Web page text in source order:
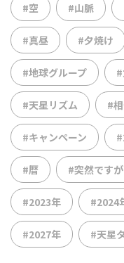
#空 #山脈
#真昼 #夕焼け
#地球グループ
#天星リズム #
#キャンペーン
#暦 #突然です
#2023年 #2024
#2027年 #天星